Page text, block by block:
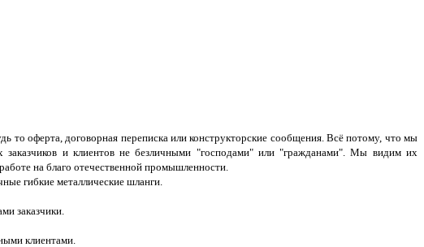
оферта, договорная переписка или конструкторские сообщения. Всё потому, что мы
и клиентов не безличными "господами" или "гражданами". Мы видим их
на благо отечественной промышленности.
гибкие металлические шланги.
заказчики.
клиентами.